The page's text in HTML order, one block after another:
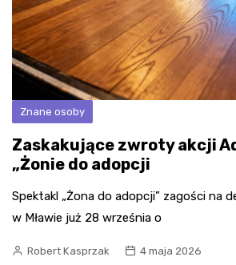
Znane osoby
Zaskakujące zwroty akcji
„Żonie do adopcji
Spektakl „Żona do adopcji” zagości na
w Mławie już 28 września o
Robert Kasprzak 4 maja 2026